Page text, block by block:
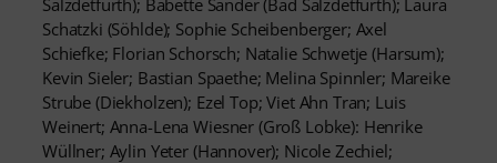
Schatzki (Söhlde); Sophie Scheibenberger; Axel
Schiefke; Florian Schorsch; Natalie Schwetje (Harsum);
Kevin Sieler; Bastian Spaethe; Melina Spinnler; Mareike
Strube (Diekholzen); Ezel Top; Viet Ahn Tran; Luis
Weinert; Anna-Lena Wiesner (Groß Lobke): Henrike
Wüllner; Aylin Yeter (Hannover); Nicole Zechiel;